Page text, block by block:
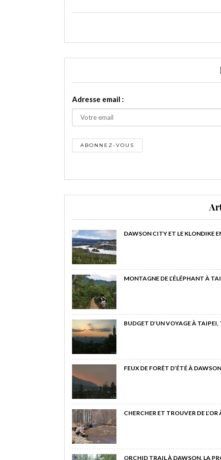
Adresse email :
DAWSON CITY ET LE KLONDIKE
MONTAGNE DE L’ÉLÉPHANT À
BUDGET D’UN VOYAGE À
FEUX DE FORÊT D’ÉTÉ À
CHERCHER ET TROUVER DE
ORCHID TRAIL À DAWSON, LA